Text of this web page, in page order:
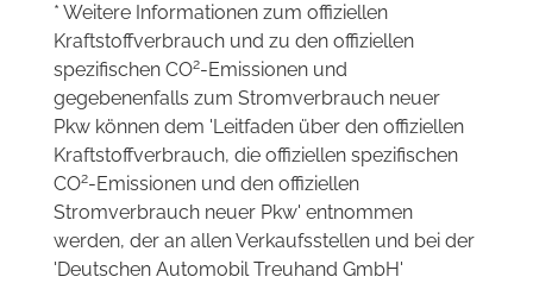
* Weitere Informationen zum offiziellen
Kraftstoffverbrauch und zu den offiziellen
spezifischen CO2-Emissionen und
gegebenenfalls zum Stromverbrauch neuer
Pkw können dem 'Leitfaden über den offiziellen
Kraftstoffverbrauch, die offiziellen spezifischen
CO2-Emissionen und den offiziellen
Stromverbrauch neuer Pkw' entnommen
werden, der an allen Verkaufsstellen und bei der
'Deutschen Automobil Treuhand GmbH'